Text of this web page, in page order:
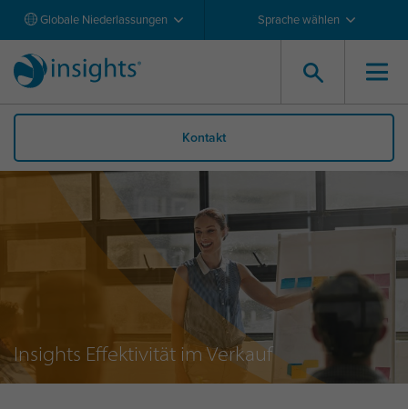
Globale Niederlassungen Sprache wählen
Kontakt
Insights Effektivität im Verkauf